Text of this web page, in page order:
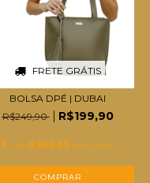
FRETE GRÁTIS
BOLSA DPÉ | DUBAI
R$249,90
R$199,90
3 x de R$66,63 sem juros
COMPRAR